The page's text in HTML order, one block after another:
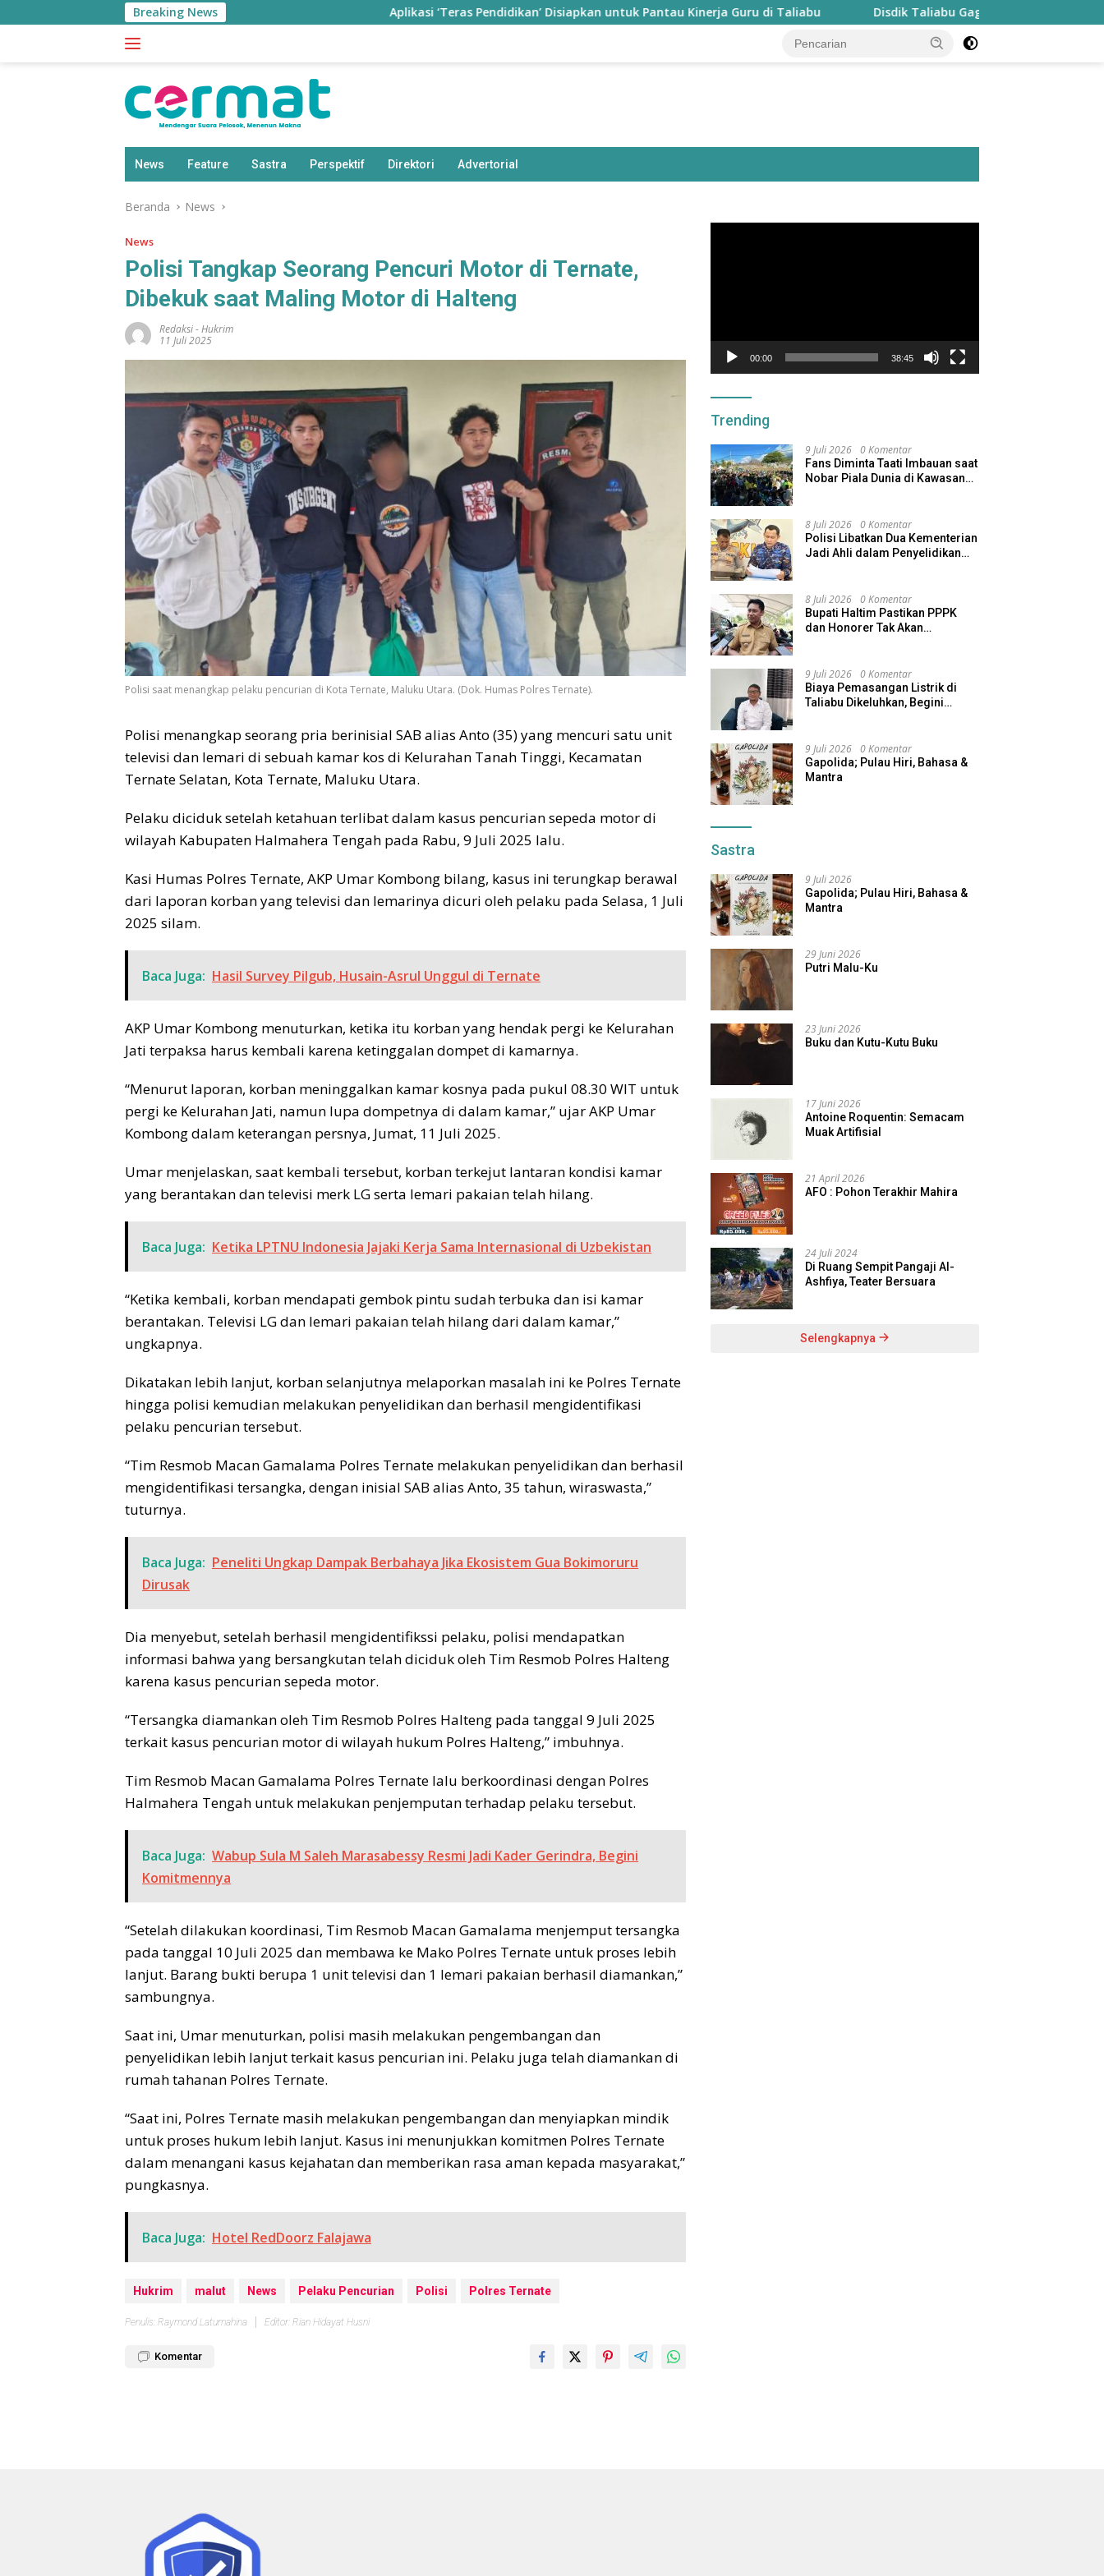
ke
Breaking News Aplikasi ‘Teras Pendidikan’ Disiapkan untuk Pantau Kinerja Guru di Taliabu Disdik Taliabu Gagas Hari Belajar Guru, Bahasa
News Feature Sastra Perspektif Direktori Advertorial
Beranda News
News
Polisi Tangkap Seorang Pencuri Motor di Ternate,
Dibekuk saat Maling Motor di Halteng
Redaksi-Hukrim
11 Juli 2025
Polisi saat menangkap pelaku pencurian di Kota Ternate, Maluku Utara. (Dok. Humas Polres Ternate).
Polisi menangkap seorang pria berinisial SAB alias Anto (35) yang mencuri satu unit
televisi dan lemari di sebuah kamar kos di Kelurahan Tanah Tinggi, Kecamatan
Ternate Selatan, Kota Ternate, Maluku Utara.
Pelaku diciduk setelah ketahuan terlibat dalam kasus pencurian sepeda motor di
wilayah Kabupaten Halmahera Tengah pada Rabu, 9 Juli 2025 lalu.
Kasi Humas Polres Ternate, AKP Umar Kombong bilang, kasus ini terungkap berawal
dari laporan korban yang televisi dan lemarinya dicuri oleh pelaku pada Selasa, 1 Juli
2025 silam.
Baca Juga: Hasil Survey Pilgub, Husain-Asrul Unggul di Ternate
AKP Umar Kombong menuturkan, ketika itu korban yang hendak pergi ke Kelurahan
Jati terpaksa harus kembali karena ketinggalan dompet di kamarnya.
“Menurut laporan, korban meninggalkan kamar kosnya pada pukul 08.30 WIT untuk
pergi ke Kelurahan Jati, namun lupa dompetnya di dalam kamar,” ujar AKP Umar
Kombong dalam keterangan persnya, Jumat, 11 Juli 2025.
Umar menjelaskan, saat kembali tersebut, korban terkejut lantaran kondisi kamar
yang berantakan dan televisi merk LG serta lemari pakaian telah hilang.
Baca Juga: Ketika LPTNU Indonesia Jajaki Kerja Sama Internasional di Uzbekistan
“Ketika kembali, korban mendapati gembok pintu sudah terbuka dan isi kamar
berantakan. Televisi LG dan lemari pakaian telah hilang dari dalam kamar,”
ungkapnya.
Dikatakan lebih lanjut, korban selanjutnya melaporkan masalah ini ke Polres Ternate
hingga polisi kemudian melakukan penyelidikan dan berhasil mengidentifikasi
pelaku pencurian tersebut.
“Tim Resmob Macan Gamalama Polres Ternate melakukan penyelidikan dan berhasil
mengidentifikasi tersangka, dengan inisial SAB alias Anto, 35 tahun, wiraswasta,”
tuturnya.
Baca Juga: Peneliti Ungkap Dampak Berbahaya Jika Ekosistem Gua Bokimoruru
Dirusak
Dia menyebut, setelah berhasil mengidentifikssi pelaku, polisi mendapatkan
informasi bahwa yang bersangkutan telah diciduk oleh Tim Resmob Polres Halteng
karena kasus pencurian sepeda motor.
“Tersangka diamankan oleh Tim Resmob Polres Halteng pada tanggal 9 Juli 2025
terkait kasus pencurian motor di wilayah hukum Polres Halteng,” imbuhnya.
Tim Resmob Macan Gamalama Polres Ternate lalu berkoordinasi dengan Polres
Halmahera Tengah untuk melakukan penjemputan terhadap pelaku tersebut.
Baca Juga: Wabup Sula M Saleh Marasabessy Resmi Jadi Kader Gerindra, Begini
Komitmennya
“Setelah dilakukan koordinasi, Tim Resmob Macan Gamalama menjemput tersangka
pada tanggal 10 Juli 2025 dan membawa ke Mako Polres Ternate untuk proses lebih
lanjut. Barang bukti berupa 1 unit televisi dan 1 lemari pakaian berhasil diamankan,”
sambungnya.
Saat ini, Umar menuturkan, polisi masih melakukan pengembangan dan
penyelidikan lebih lanjut terkait kasus pencurian ini. Pelaku juga telah diamankan di
rumah tahanan Polres Ternate.
“Saat ini, Polres Ternate masih melakukan pengembangan dan menyiapkan mindik
untuk proses hukum lebih lanjut. Kasus ini menunjukkan komitmen Polres Ternate
dalam menangani kasus kejahatan dan memberikan rasa aman kepada masyarakat,”
pungkasnya.
Baca Juga: Hotel RedDoorz Falajawa
Hukrim malut News Pelaku Pencurian Polisi Polres Ternate
Penulis: Raymond Latumahina Editor: Rian Hidayat Husni
Komentar
00:00 38:45
Trending
9 Juli 2026 0 Komentar
Fans Diminta Taati Imbauan saat
Nobar Piala Dunia di Kawasan
8 Juli 2026 0 Komentar
Polisi Libatkan Dua Kementerian
Jadi Ahli dalam Penyelidikan
8 Juli 2026 0 Komentar
Bupati Haltim Pastikan PPPK
dan Honorer Tak Akan
9 Juli 2026 0 Komentar
Biaya Pemasangan Listrik di
Taliabu Dikeluhkan, Begini
9 Juli 2026 0 Komentar
Gapolida; Pulau Hiri, Bahasa &
Mantra
Sastra
9 Juli 2026
Gapolida; Pulau Hiri, Bahasa &
Mantra
29 Juni 2026
Putri Malu-Ku
23 Juni 2026
Buku dan Kutu-Kutu Buku
17 Juni 2026
Antoine Roquentin: Semacam
Muak Artifisial
21 April 2026
AFO : Pohon Terakhir Mahira
24 Juli 2024
Di Ruang Sempit Pangaji Al-
Ashfiya, Teater Bersuara
Selengkapnya